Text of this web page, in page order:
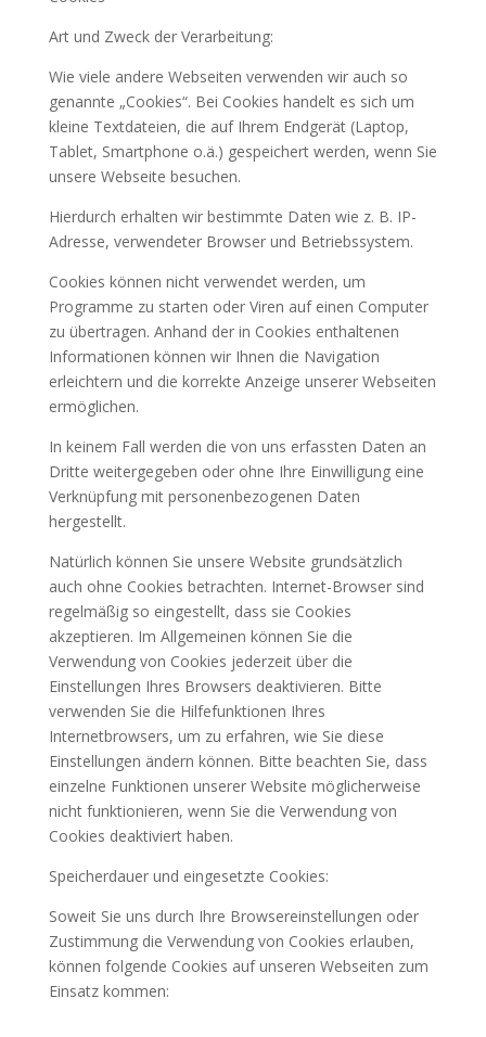
Art und Zweck der Verarbeitung:
Wie viele andere Webseiten verwenden wir auch so
genannte „Cookies“. Bei Cookies handelt es sich um
kleine Textdateien, die auf Ihrem Endgerät (Laptop,
Tablet, Smartphone o.ä.) gespeichert werden, wenn Sie
unsere Webseite besuchen.
Hierdurch erhalten wir bestimmte Daten wie z. B. IP-
Adresse, verwendeter Browser und Betriebssystem.
Cookies können nicht verwendet werden, um
Programme zu starten oder Viren auf einen Computer
zu übertragen. Anhand der in Cookies enthaltenen
Informationen können wir Ihnen die Navigation
erleichtern und die korrekte Anzeige unserer Webseiten
ermöglichen.
In keinem Fall werden die von uns erfassten Daten an
Dritte weitergegeben oder ohne Ihre Einwilligung eine
Verknüpfung mit personenbezogenen Daten
hergestellt.
Natürlich können Sie unsere Website grundsätzlich
auch ohne Cookies betrachten. Internet-Browser sind
regelmäßig so eingestellt, dass sie Cookies
akzeptieren. Im Allgemeinen können Sie die
Verwendung von Cookies jederzeit über die
Einstellungen Ihres Browsers deaktivieren. Bitte
verwenden Sie die Hilfefunktionen Ihres
Internetbrowsers, um zu erfahren, wie Sie diese
Einstellungen ändern können. Bitte beachten Sie, dass
einzelne Funktionen unserer Website möglicherweise
nicht funktionieren, wenn Sie die Verwendung von
Cookies deaktiviert haben.
Speicherdauer und eingesetzte Cookies:
Soweit Sie uns durch Ihre Browsereinstellungen oder
Zustimmung die Verwendung von Cookies erlauben,
können folgende Cookies auf unseren Webseiten zum
Einsatz kommen: